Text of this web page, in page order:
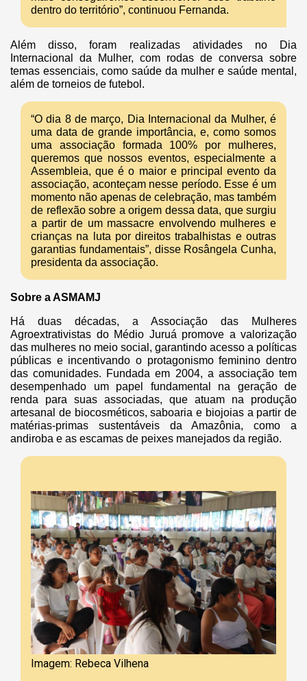
dentro do território”, continuou Fernanda.
Além disso, foram realizadas atividades no Dia
Internacional da Mulher, com rodas de conversa sobre
temas essenciais, como saúde da mulher e saúde mental,
além de torneios de futebol.
“O dia 8 de março, Dia Internacional da Mulher, é
uma data de grande importância, e, como somos
uma associação formada 100% por mulheres,
queremos que nossos eventos, especialmente a
Assembleia, que é o maior e principal evento da
associação, aconteçam nesse período. Esse é um
momento não apenas de celebração, mas também
de reflexão sobre a origem dessa data, que surgiu
a partir de um massacre envolvendo mulheres e
crianças na luta por direitos trabalhistas e outras
garantias fundamentais”, disse Rosângela Cunha,
presidenta da associação.
Sobre a ASMAMJ
Há duas décadas, a Associação das Mulheres
Agroextrativistas do Médio Juruá promove a valorização
das mulheres no meio social, garantindo acesso a políticas
públicas e incentivando o protagonismo feminino dentro
das comunidades. Fundada em 2004, a associação tem
desempenhado um papel fundamental na geração de
renda para suas associadas, que atuam na produção
artesanal de biocosméticos, saboaria e biojoias a partir de
matérias-primas sustentáveis da Amazônia, como a
andiroba e as escamas de peixes manejados da região.
Imagem: Rebeca Vilhena